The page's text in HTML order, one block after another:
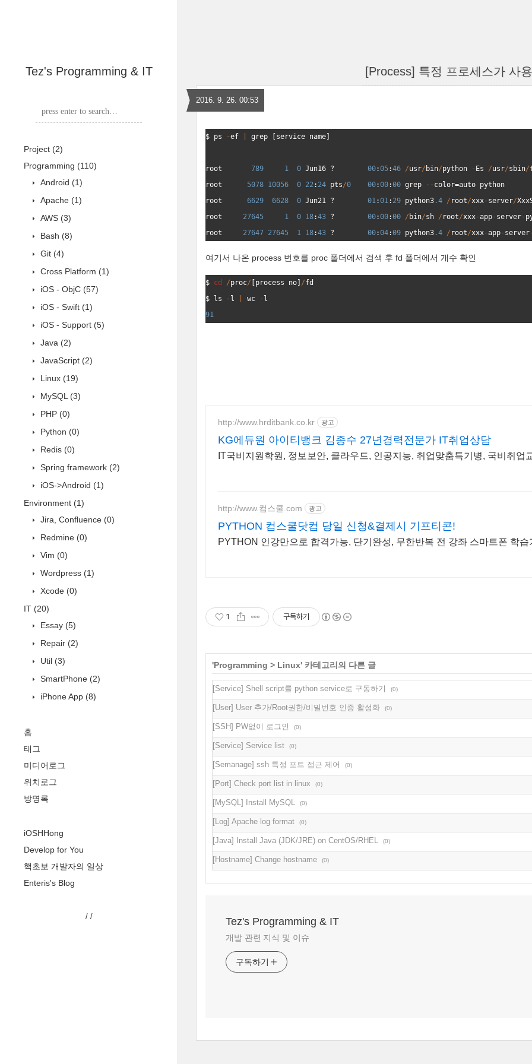
Tez's Programming & IT
Project (2)
Programming (110)
Android (1)
Apache (1)
AWS (3)
Bash (8)
Git (4)
Cross Platform (1)
iOS - ObjC (57)
iOS - Swift (1)
iOS - Support (5)
Java (2)
JavaScript (2)
Linux (19)
MySQL (3)
PHP (0)
Python (0)
Redis (0)
Spring framework (2)
iOS->Android (1)
Environment (1)
Jira, Confluence (0)
Redmine (0)
Vim (0)
Wordpress (1)
Xcode (0)
IT (20)
Essay (5)
Repair (2)
Util (3)
SmartPhone (2)
iPhone App (8)
홈
태그
미디어로그
위치로그
방명록
iOSHHong
Develop for You
핵초보 개발자의 일상
Enteris's Blog
/ /
[Process] 특정 프로세스가 사
2016. 9. 26. 00:53
$ ps -ef grep service name
root 789 1 0 Jun16 ? 00:05:46 /usr/ bin/python - Es /usr/sbin/
root
5078 10056 0 22: 24 pts/0 00:00:00 grep -- color=auto python
root
6629 6628 0 Jun21 ? 01:01: 29 python3 .4 / root/xxx- server/
root
27645 1 0 18:43 ? 00:00:00 / bin/sh / root/xxx-app- server-
root
27647 27645 1 18:43 ? 00:04:09 python3 .4 / root/xxx-app- server
여기서 나온 process 번호를 proc 폴더에서 검색 후 fd 폴더에서 개수 확인
$ cd /proc/ process no /fd
$
ls - l wc - l
91
http://www.hrditbank.co.kr 광고
KG에듀원 아이티뱅크 김종수 27년경력전문가 IT취업상담
IT국비지원학원, 정보보안, 클라우드, 인공지능, 취업맞춤특기병, 국비취업
http://www.컴스쿨.com 광고
PYTHON 컴스쿨닷컴 당일 신청&결제시 기프티콘!
PYTHON 인강만으로 합격가능, 단기완성, 무한반복 전 강좌 스마트폰 학습
1 구독하기
'Programming > Linux' 카테고리의 다른 글
[Service] Shell script를 python service로 구동하기 (0)
[User] User 추가/Root권한/비밀번호 인증 활성화 (0)
[SSH] PW없이 로그인 (0)
[Service] Service list (0)
[Semanage] ssh 특정 포트 접근 제어 (0)
[Port] Check port list in linux (0)
[MySQL] Install MySQL (0)
[Log] Apache log format (0)
[Java] Install Java (JDK/JRE) on CentOS/RHEL (0)
[Hostname] Change hostname (0)
Tez's Programming & IT
개발 관련 지식 및 이슈
구독하기